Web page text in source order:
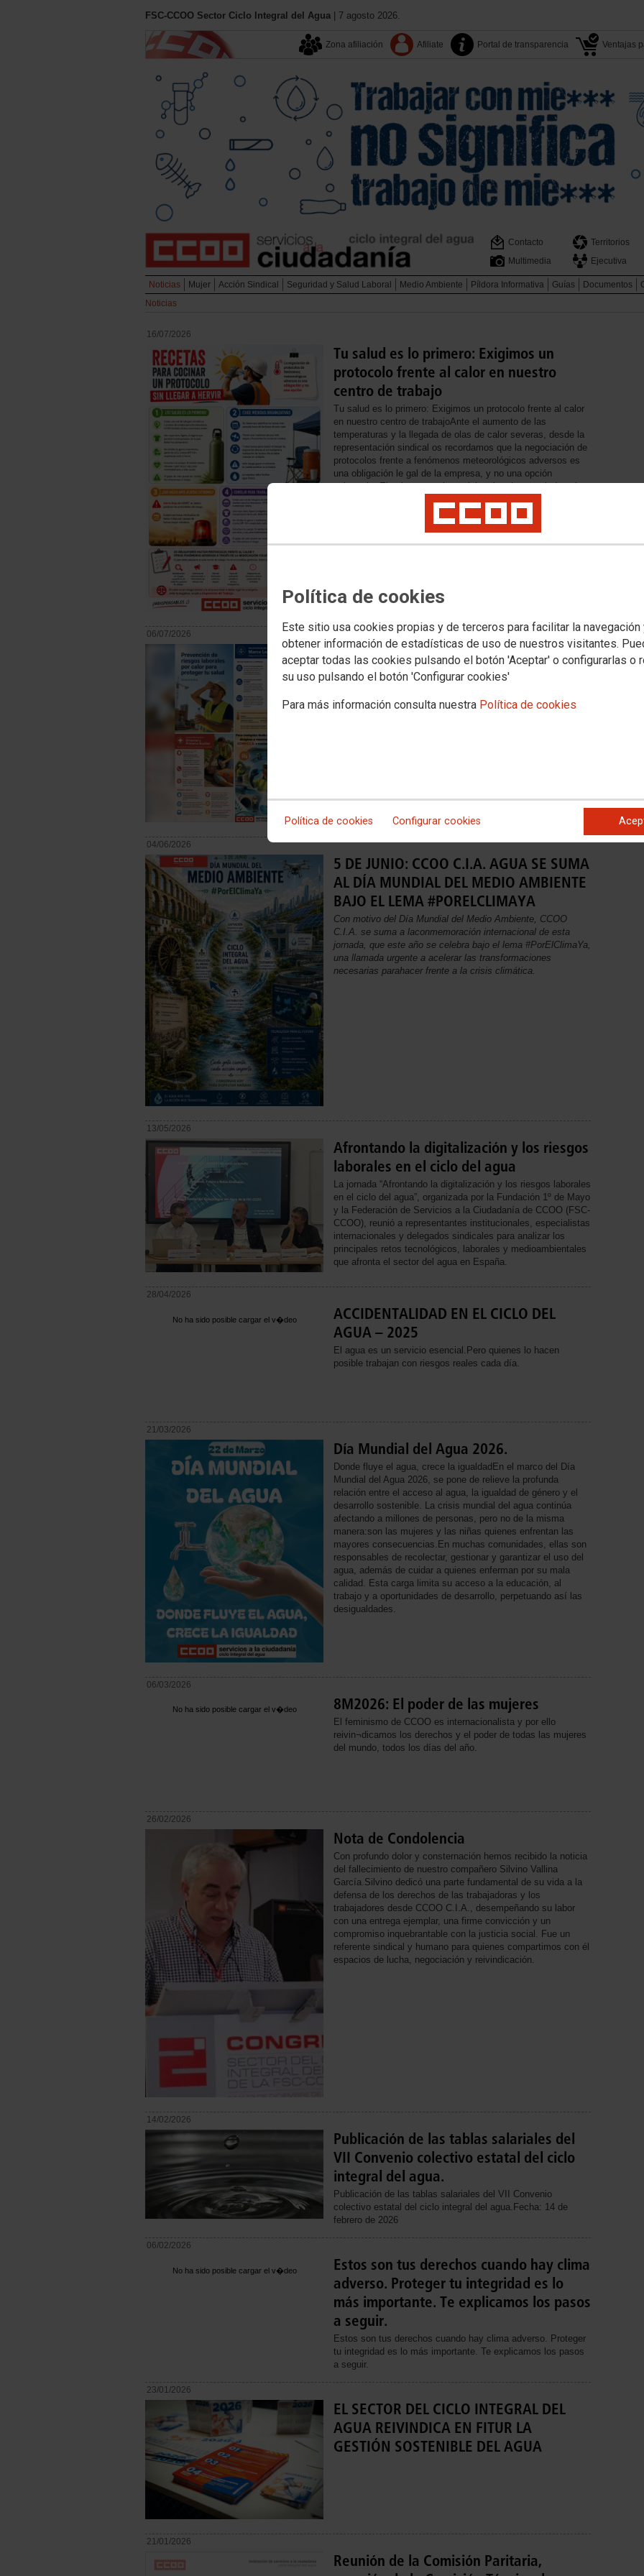
Política de cookies
Este sitio usa cookies propias y de terceros para facilitar la navegación
obtener información de estadísticas de uso de nuestros visitantes.
aceptar todas las cookies pulsando el botón 'Aceptar' o configurarlas o
su uso pulsando el botón 'Configurar cookies'
Para más información consulta nuestra Política de cookies
Política de cookies Configurar cookies
FSC-CCOO Sector Ciclo Integral del Agua | 7 agosto 2026.
Zona afiliación Afiliate Portal de transparencia Ventajas
Contacto Territorios
Multimedia
Ejecutiva
Noticias Mujer Acción Sindical Seguridad y Salud Laboral Medio Ambiente Píldora Informativa Guías Documentos
Noticias
16/07/2026
Tu salud es lo primero: Exigimos un
protocolo frente al calor en nuestro
centro de trabajo
Tu salud es lo primero: Exigimos un protocolo frente al calor
en nuestro centro de trabajoAnte el aumento de las
temperaturas y la llegada de olas de calor severas, desde la
representación sindical os recordamos que la negociación de
protocolos frente a fenómenos meteorológicos adversos es
una obligación le gal de la empresa, y no una opción
voluntaria. El calor es un riesgo laboral real y tu salud está
06/07/2026
Las altas temperaturas representan un
riesgo real para la salud de las personas
Estimadas compañeras y compañeros:Las altas
04/06/2026
5 DE JUNIO: CCOO C.I.A. AGUA SE SUMA
AL DÍA MUNDIAL DEL MEDIO AMBIENTE
BAJO EL LEMA #PORELCLIMAYA
Con motivo del Día Mundial del Medio Ambiente, CCOO
C.I.A. se suma a laconmemoración internacional de esta
jornada, que este año se celebra bajo el lema #PorElClimaYa,
una llamada urgente a acelerar las transformaciones
necesarias parahacer frente a la crisis climática.
13/05/2026
Afrontando la digitalización y los riesgos
laborales en el ciclo del agua
La jornada “Afrontando la digitalización y los riesgos laborales
en el ciclo del agua”, organizada por la Fundación 1º de Mayo
y la Federación de Servicios a la Ciudadanía de CCOO (FSC-
CCOO), reunió a representantes institucionales, especialistas
internacionales y delegados sindicales para analizar los
principales retos tecnológicos, laborales y medioambientales
que afronta el sector del agua en España.
28/04/2026
No ha sido posible cargar el v�deo
ACCIDENTALIDAD EN EL CICLO DEL
AGUA – 2025
El agua es un servicio esencial.Pero quienes lo hacen
posible trabajan con riesgos reales cada día.
21/03/2026
Día Mundial del Agua 2026.
Donde fluye el agua, crece la igualdadEn el marco del Día
Mundial del Agua 2026, se pone de relieve la profunda
relación entre el acceso al agua, la igualdad de género y el
desarrollo sostenible. La crisis mundial del agua continúa
afectando a millones de personas, pero no de la misma
manera:son las mujeres y las niñas quienes enfrentan las
mayores consecuencias.En muchas comunidades, ellas son
responsables de recolectar, gestionar y garantizar el uso del
agua, además de cuidar a quienes enferman por su mala
calidad. Esta carga limita su acceso a la educación, al
trabajo y a oportunidades de desarrollo, perpetuando así las
desigualdades.
06/03/2026
No ha sido posible cargar el v�deo 8M2026: El poder de las mujeres
El feminismo de CCOO es internacionalista y por ello
reivin¬dicamos los derechos y el poder de todas las mujeres
del mundo, todos los días del año.
26/02/2026
Nota de Condolencia
Con profundo dolor y consternación hemos recibido la noticia
del fallecimiento de nuestro compañero Silvino Vallina
García.Silvino dedicó una parte fundamental de su vida a la
defensa de los derechos de las trabajadoras y los
trabajadores desde CCOO C.I.A., desempeñando su labor
con una entrega ejemplar, una firme convicción y un
compromiso inquebrantable con la justicia social. Fue un
referente sindical y humano para quienes compartimos con él
espacios de lucha, negociación y reivindicación.
14/02/2026
Publicación de las tablas salariales del
VII Convenio colectivo estatal del ciclo
integral del agua.
Publicación de las tablas salariales del VII Convenio
colectivo estatal del ciclo integral del agua.Fecha: 14 de
febrero de 2026
06/02/2026
No ha sido posible cargar el v�deo
Estos son tus derechos cuando hay clima
adverso. Proteger tu integridad es lo
más importante. Te explicamos los pasos
a seguir.
Estos son tus derechos cuando hay clima adverso. Proteger
tu integridad es lo más importante. Te explicamos los pasos
a seguir.
23/01/2026
EL SECTOR DEL CICLO INTEGRAL DEL
AGUA REIVINDICA EN FITUR LA
GESTIÓN SOSTENIBLE DEL AGUA
21/01/2026
Reunión de la Comisión Paritaria,